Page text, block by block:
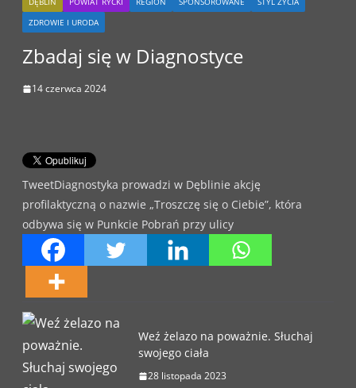
ZDROWIE I URODA
Zbadaj się w Diagnostyce
14 czerwca 2024
TweetDiagnostyka prowadzi w Dęblinie akcję
profilaktyczną o nazwie „Troszczę się o Ciebie”, która
odbywa się w Punkcie Pobrań przy ulicy
Weź żelazo na poważnie. Słuchaj
swojego ciała
28 listopada 2023